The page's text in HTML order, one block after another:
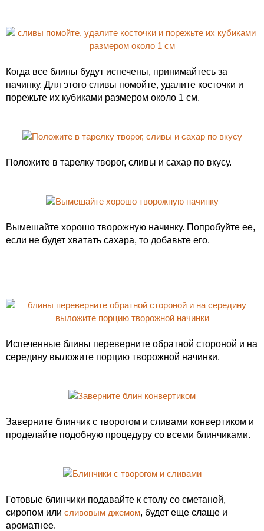
Когда все блины будут испечены, принимайтесь за
начинку. Для этого сливы помойте, удалите косточки и
порежьте их кубиками размером около 1 см.
Положите в тарелку творог, сливы и сахар по вкусу.
Вымешайте хорошо творожную начинку. Попробуйте ее,
если не будет хватать сахара, то добавьте его.
Испеченные блины переверните обратной стороной и на
середину выложите порцию творожной начинки.
Заверните блинчик с творогом и сливами конвертиком и
проделайте подобную процедуру со всеми блинчиками.
Готовые блинчики подавайте к столу со сметаной,
сиропом или сливовым джемом, будет еще слаще и
ароматнее.